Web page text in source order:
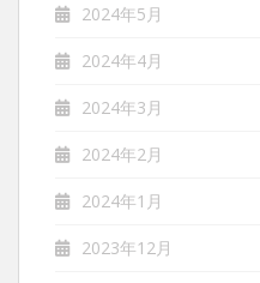
2024年5月
2024年4月
2024年3月
2024年2月
2024年1月
2023年12月